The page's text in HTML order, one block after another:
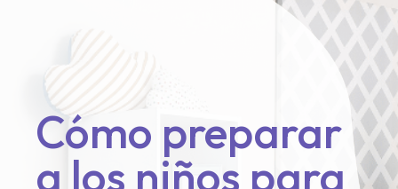
Cómo preparar
a los niños para